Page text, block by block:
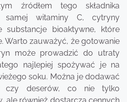
źródłem tego składnika
samej witaminy C, cytryny
substancje bioaktywne, które
Warto zauważyć, że gotowanie
może prowadzić do utraty
najlepiej spożywać je na
soku. Można je dodawać
czy deserów, co nie tylko